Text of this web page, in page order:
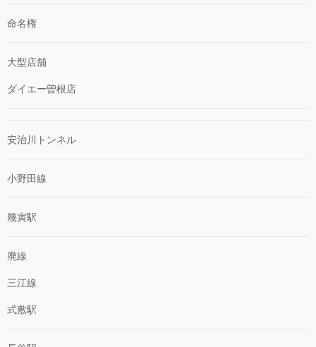
命名権
大型店舗
ダイエー曽根店
安治川トンネル
小野田線
幾寅駅
廃線
三江線
式敷駅